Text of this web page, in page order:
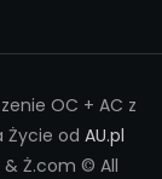
OC + AC z
Życie od AU.pl
& Ż.com © All